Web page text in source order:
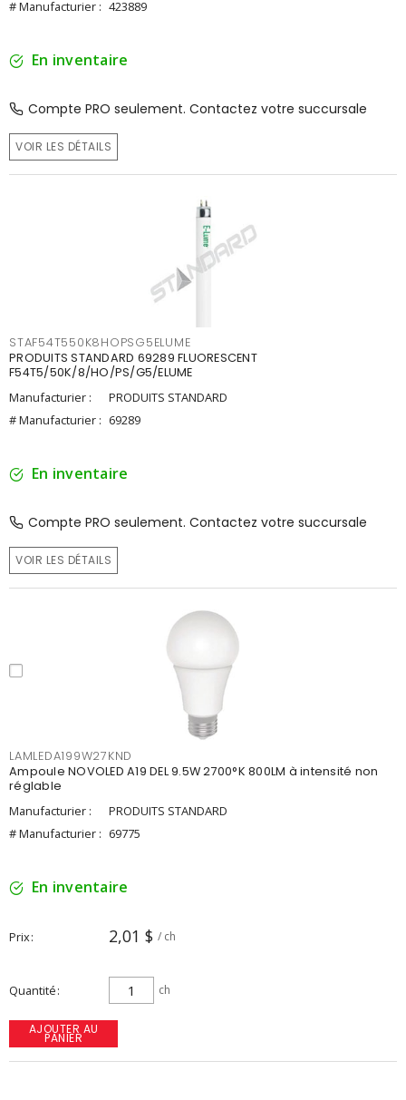
# Manufacturier : 423889
En inventaire
Compte PRO seulement. Contactez votre succursale
VOIR LES DÉTAILS
STAF54T550K8HOPSG5ELUME
PRODUITS STANDARD 69289 FLUORESCENT
F54T5/50K/8/HO/PS/G5/ELUME
Manufacturier :
PRODUITS STANDARD
# Manufacturier : 69289
En inventaire
Compte PRO seulement. Contactez votre succursale
VOIR LES DÉTAILS
LAMLEDA199W27KND
Ampoule NOVOLED A19 DEL 9.5W 2700°K 800LM à intensité non
réglable
Manufacturier :
PRODUITS STANDARD
# Manufacturier : 69775
En inventaire
Prix 2,01 $ / ch
Quantité ch
AJOUTER AU
PANIER